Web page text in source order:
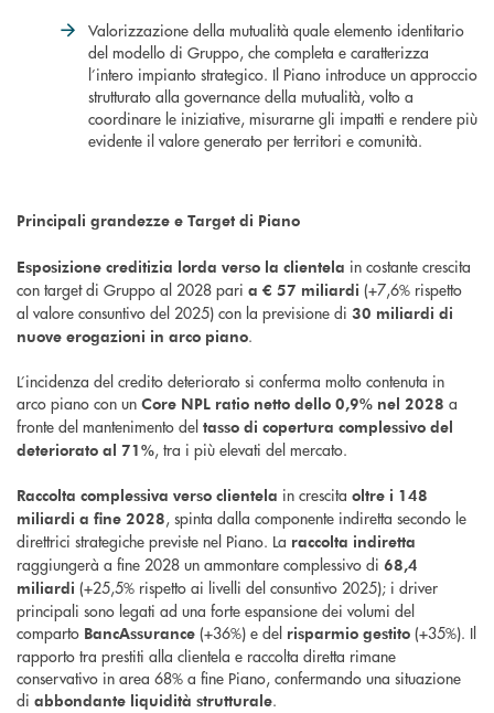
Valorizzazione della mutualità quale elemento identitario
del modello di Gruppo, che completa e caratterizza
l’intero impianto strategico. Il Piano introduce un approccio
strutturato alla governance della mutualità, volto a
coordinare le iniziative, misurarne gli impatti e rendere più
evidente il valore generato per territori e comunità.
Principali grandezze e Target di Piano
Esposizione creditizia lorda verso la clientela in costante crescita
con target di Gruppo al 2028 pari a € 57 miliardi (+7,6% rispetto
al valore consuntivo del 2025) con la previsione di 30 miliardi di
nuove erogazioni in arco piano.
L’incidenza del credito deteriorato si conferma molto contenuta in
arco piano con un Core NPL ratio netto dello 0,9% nel 2028 a
fronte del mantenimento del tasso di copertura complessivo del
deteriorato al 71%, tra i più elevati del mercato.
Raccolta complessiva verso clientela in crescita oltre i 148
miliardi a fine 2028, spinta dalla componente indiretta secondo le
direttrici strategiche previste nel Piano. La raccolta indiretta
raggiungerà a fine 2028 un ammontare complessivo di 68,4
miliardi (+25,5% rispetto ai livelli del consuntivo 2025); i driver
principali sono legati ad una forte espansione dei volumi del
comparto BancAssurance (+36%) e del risparmio gestito (+35%). Il
rapporto tra prestiti alla clientela e raccolta diretta rimane
conservativo in area 68% a fine Piano, confermando una situazione
di abbondante liquidità strutturale.